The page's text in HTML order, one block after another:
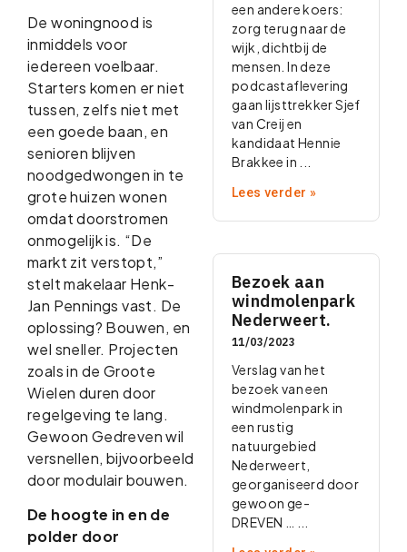
De woningnood is
inmiddels voor
iedereen voelbaar.
Starters komen er niet
tussen, zelfs niet met
een goede baan, en
senioren blijven
noodgedwongen in te
grote huizen wonen
omdat doorstromen
onmogelijk is. “De
markt zit verstopt,”
stelt makelaar Henk-
Jan Pennings vast. De
oplossing? Bouwen, en
wel sneller. Projecten
zoals in de Groote
Wielen duren door
regelgeving te lang.
Gewoon Gedreven wil
versnellen, bijvoorbeeld
door modulair bouwen.
De hoogte in en de
polder door
een andere koers:
zorg terug naar de
wijk, dichtbij de
mensen. In deze
podcastaflevering
gaan lijsttrekker Sjef
van Creij en
kandidaat Hennie
Brakkee in
Lees verder »
Bezoek aan
windmolenpark
Nederweert.
11/03/2023
Verslag van het
bezoek van een
windmolenpark in
een rustig
natuurgebied
Nederweert,
georganiseerd door
gewoon ge-
DREVEN …